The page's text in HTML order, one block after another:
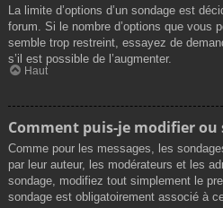
La limite d’options d’un sondage est
forum. Si le nombre d’options que vous
semble trop restreint, essayez de
s’il est possible de l’augmenter.
Haut
Comment puis-je modifier ou
Comme pour les messages, les
par leur auteur, les modérateurs et les
sondage, modifiez tout simplement le
sondage est obligatoirement associé à